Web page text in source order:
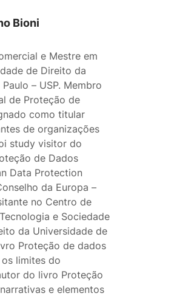
Bioni
e Mestre em
de Direito da
– USP. Membro
de Proteção de
como titular
de organizações
study visitor do
de Dados
Data Protection
da Europa –
no Centro de
e Sociedade
da Universidade de
Proteção de dados
limites do
do livro Proteção
e elementos